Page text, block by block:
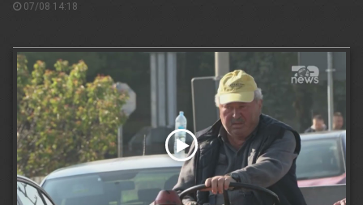
07/08 14:18